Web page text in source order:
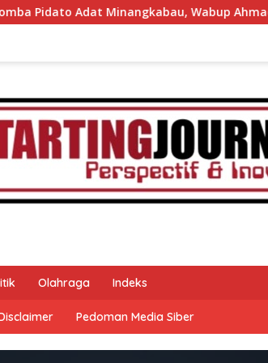
Adat Minangkabau, Wabup Ahmad Fadly
Olahraga Indeks
Pedoman Media Siber